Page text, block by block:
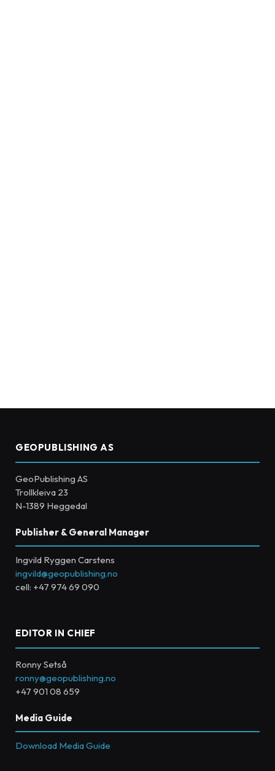
GEOPUBLISHING AS
GeoPublishing AS
Trollkleiva 23
N-1389 Heggedal
Publisher & General Manager
Ingvild Ryggen Carstens
ingvild@geopublishing.no
cell: +47 974 69 090
EDITOR IN CHIEF
Ronny Setså
ronny@geopublishing.no
+47 901 08 659
Media Guide
Download Media Guide